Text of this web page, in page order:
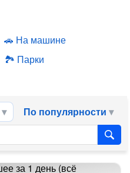
На машине
Парки
По популярности